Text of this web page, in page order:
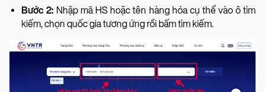
Bước 2: Nhập mã HS hoặc tên hàng hóa cụ thể vào ô tìm
kiếm, chọn quốc gia tương ứng rồi bấm tìm kiếm.